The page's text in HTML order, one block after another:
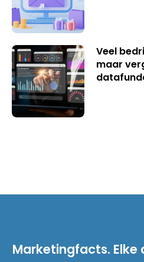
Veel
maar
Marketingfacts. Elke